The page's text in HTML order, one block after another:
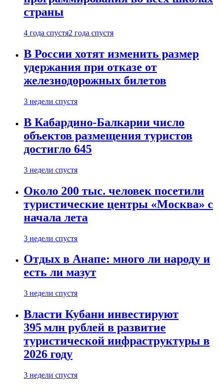
страны
4 года спустя2 года спустя
В России хотят изменить размер
удержания при отказе от
железнодорожных билетов
3 недели спустя
В Кабардино-Балкарии число
объектов размещения туристов
достигло 645
3 недели спустя
Около 200 тыс. человек посетили
туристические центры «Москва» с
начала лета
3 недели спустя
Отдых в Анапе: много ли народу и
есть ли мазут
3 недели спустя
Власти Кубани инвестируют
395 млн рублей в развитие
туристической инфраструктуры в
2026 году
3 недели спустя